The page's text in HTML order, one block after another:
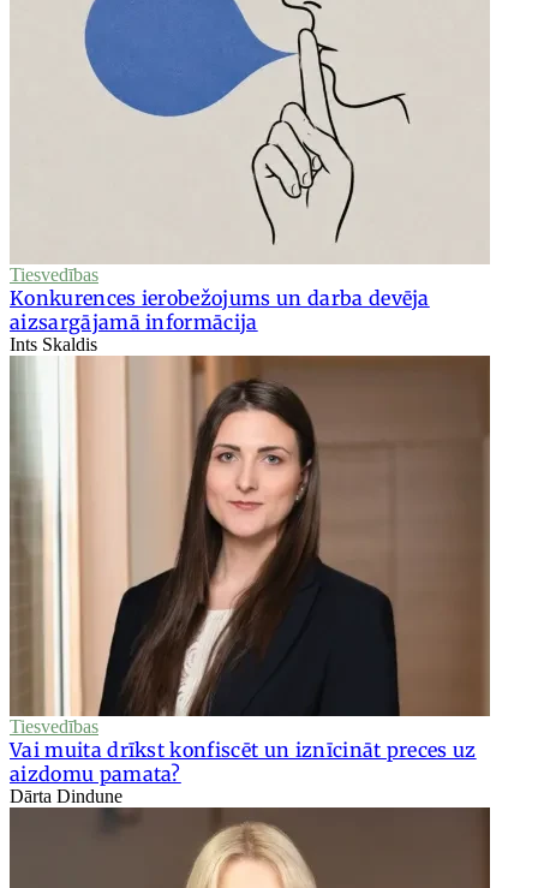
Tiesvedības
Konkurences ierobežojums un darba devēja
aizsargājamā informācija
Ints Skaldis
Tiesvedības
Vai muita drīkst konfiscēt un iznīcināt preces uz
aizdomu pamata?
Dārta Dindune